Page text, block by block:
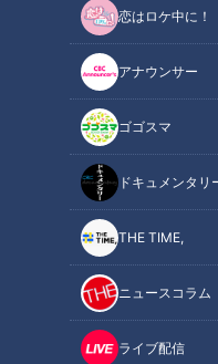
恋はロケ中に！
アナウンサー
ゴゴスマ
ドキュメンタリ
THE TIME,
ニュースコラム
ライブ配信
この記事を見たあな
「電話が長いんすよ」川上憲